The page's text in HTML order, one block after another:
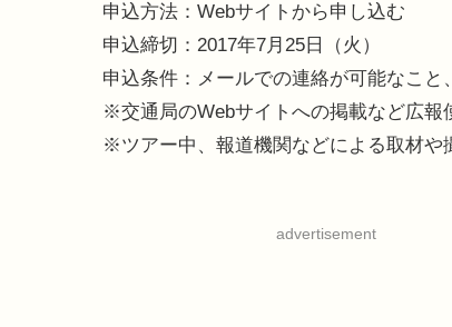
申込方法：Webサイトから申し込む
申込締切：2017年7月25日（火）
申込条件：メールでの連絡が可能なこと
※交通局のWebサイトへの掲載など広報
※ツアー中、報道機関などによる取材や
advertisement